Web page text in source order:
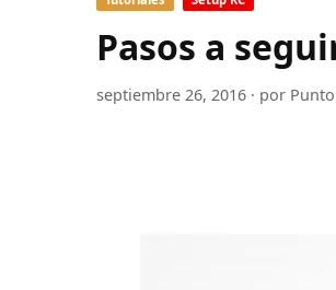
Pasos a
septiembre 26, 2016 · por